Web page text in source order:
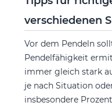
verschiedenen
Vor dem Pendeln
Pendelfähigkeit
immer gleich stark
je nach Situation
insbesondere